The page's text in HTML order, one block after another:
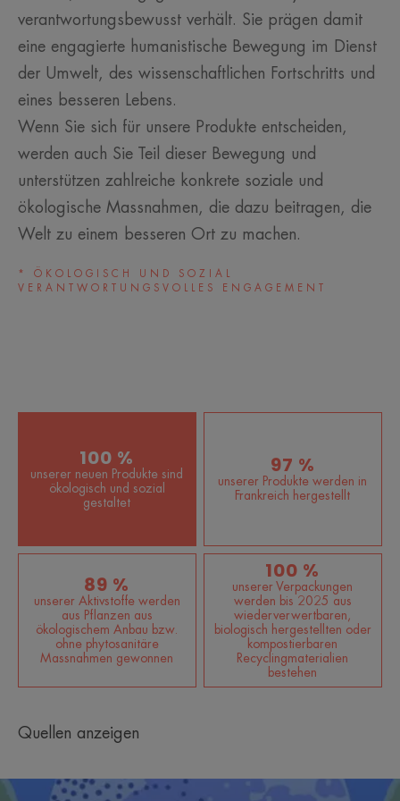
verantwortungsbewusst verhält. Sie prägen damit
eine engagierte humanistische Bewegung im Dienst
der Umwelt, des wissenschaftlichen Fortschritts und
eines besseren Lebens.
Wenn Sie sich für unsere Produkte entscheiden,
werden auch Sie Teil dieser Bewegung und
unterstützen zahlreiche konkrete soziale und
ökologische Massnahmen, die dazu beitragen, die
Welt zu einem besseren Ort zu machen.
* ÖKOLOGISCH UND SOZIAL
VERANTWORTUNGSVOLLES ENGAGEMENT
100 %
unserer neuen Produkte sind
ökologisch und sozial
gestaltet
97 %
unserer Produkte werden in
Frankreich hergestellt
89 %
unserer Aktivstoffe werden
aus Pflanzen aus
ökologischem Anbau bzw.
ohne phytosanitäre
Massnahmen gewonnen
100 %
unserer Verpackungen
werden bis 2025 aus
wiederverwertbaren,
biologisch hergestellten oder
kompostierbaren
Recyclingmaterialien
bestehen
Quellen anzeigen